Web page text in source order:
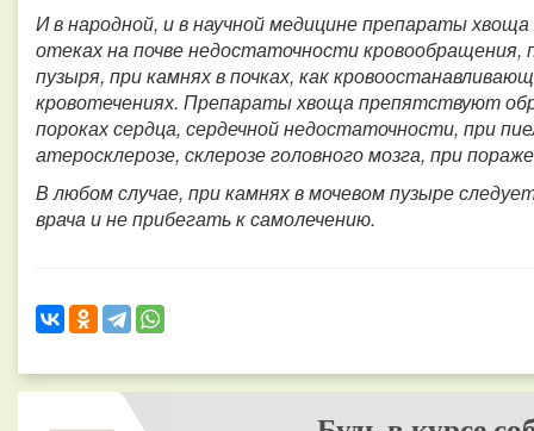
И в народной, и в научной медицине препараты
отеках на почве недостаточности кровообращения,
пузыря, при камнях в почках, как
кровотечениях. Препараты хвоща препятствуют
пороках сердца, сердечной недостаточности, при
атеросклерозе, склерозе головного мозга, при
В любом случае, при камнях в мочевом пузыре
врача и не прибегать к самолечению.